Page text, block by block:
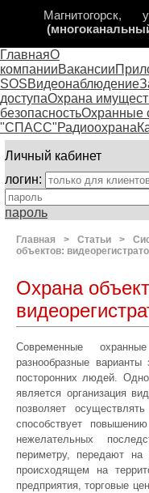
Магнитогорск,
ГлавнаяО
компанииВакансии
SOSВидеонаблюдение
доступаОхрана
безопасностьОхранные
"СПАСС"Радиоохрана
Личный кабинет
логин:
пароль
Главная > Статьи >
объектов:
Охрана
Современные
разнообразные варианты
посторонних людей.
является организация
позволяет
способствует
нежелательных
периметру, передают
происходящем на
предприятия, торговые